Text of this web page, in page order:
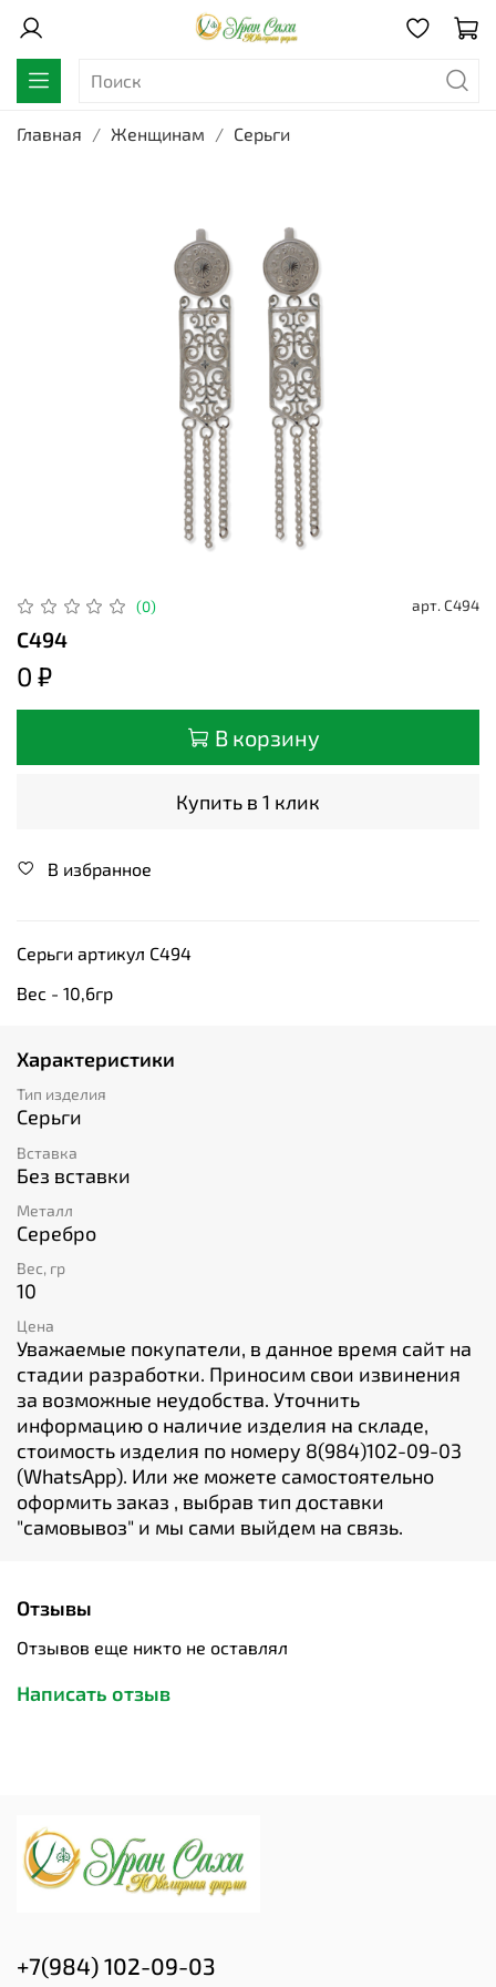
Главная Женщинам Серьги
(0) арт. С494
С494
0 ₽
В корзину
Купить в 1 клик
В избранное
Серьги артикул С494
Вес - 10,6гр
Характеристики
Тип изделия
Серьги
Вставка
Без вставки
Металл
Серебро
Вес, гр
10
Цена
Уважаемые покупатели, в данное время сайт на
стадии разработки. Приносим свои извинения
за возможные неудобства. Уточнить
информацию о наличие изделия на складе,
стоимость изделия по номеру 8(984)102-09-03
(WhatsApp). Или же можете самостоятельно
оформить заказ , выбрав тип доставки
"cамовывоз" и мы сами выйдем на связь.
Отзывы
Отзывов еще никто не оставлял
Написать отзыв
+7(984) 102-09-03